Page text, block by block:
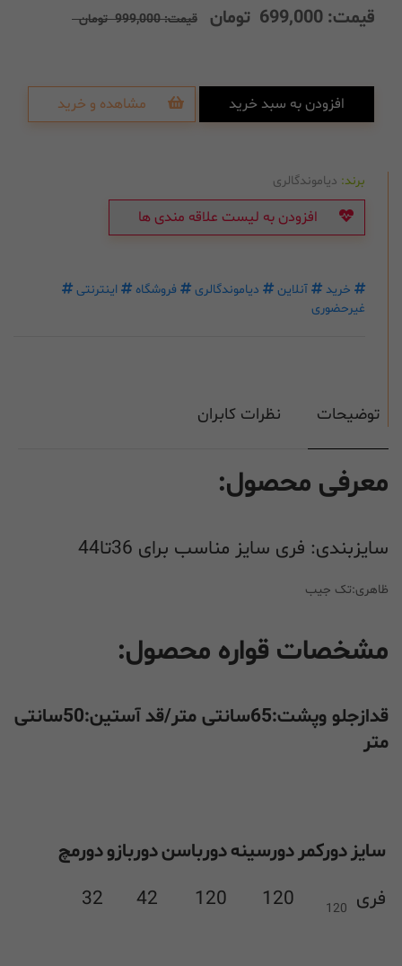
قیمت: 699,000 تومان قیمت:999,000تومان
افزودن به سبد خرید مشاهده و خرید
برند: دیاموندگالری
افزودن به لیست علاقه مندی ها
خرید آنلاین دیاموندگالری فروشگاه
اینترنتی
غیرحضوری
توضیحات نظرات کابران
معرفی محصول:
سایزبندی: فری سایز مناسب برای 36تا44
ظاهری:تک جیب
مشخصات قواره محصول:
قدازجلو وپشت:65سانتی متر/قد آستین:50سانتی
متر
سایزدورکمردورسینهدورباسندوربازودورمچ
فری
120
120
120
42
32